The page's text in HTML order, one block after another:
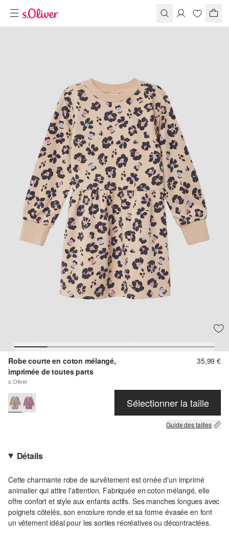
Robe courte en coton mélangé,
imprimée de toutes parts
s.Oliver
35,99 €
Sélectionner la taille
Guide des tailles
Détails
Cette charmante robe de survêtement est ornée d'un imprimé
animalier qui attire l'attention. Fabriquée en coton mélangé, elle
offre confort et style aux enfants actifs. Ses manches longues avec
poignets côtelés, son encolure ronde et sa forme évasée en font
un vêtement idéal pour les sorties récréatives ou décontractées.